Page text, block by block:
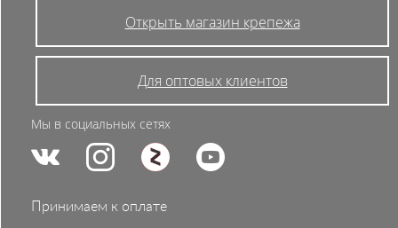
Открыть магазин крепежа
Для оптовых клиентов
Мы в социальных сетях
Принимаем к оплате